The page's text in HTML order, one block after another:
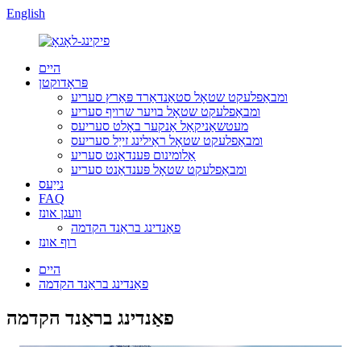
English
היים
פּראָדוקטן
ומבאַפלעקט שטאָל סטאַנדאַרד פּאַרץ סעריע
ומבאַפלעקט שטאָל בויער שרויף סעריע
מעטשאַניקאַל אַנקער באָלט סעריעס
ומבאַפלעקט שטאָל ראַילינג זייַל סעריעס
אַלומינום פּענדאַנט סעריע
ומבאַפלעקט שטאָל פּענדאַנט סעריע
נייַעס
FAQ
וועגן אונז
פאַנדינג בראַנד הקדמה
רוף אונז
היים
פאַנדינג בראַנד הקדמה
פאַנדינג בראַנד הקדמה